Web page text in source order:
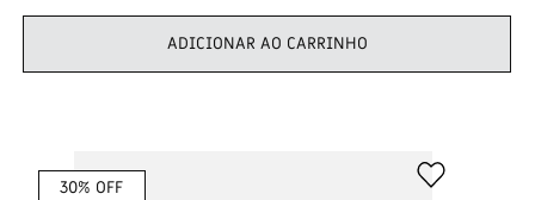
ADICIONAR AO CARRINHO
30% OFF